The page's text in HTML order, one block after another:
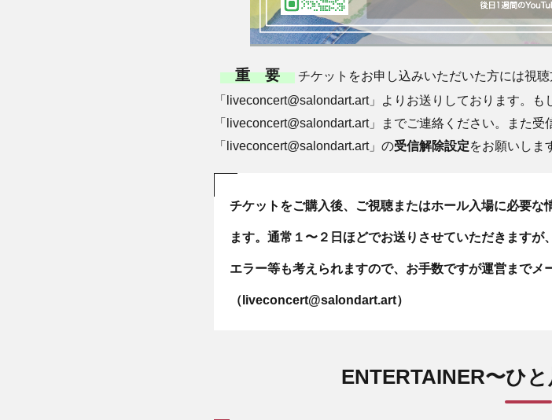
重 要 チケットをお申し込みいただいた方には視
「liveconcert@salondart.art」よりお送りしております。
「liveconcert@salondart.art」までご連絡ください。また
「liveconcert@salondart.art」の受信解除設定をお願いしま
チケットをご購入後、ご視聴またはホール入場に必要な
ます。通常１〜２日ほどでお送りさせていただきます
エラー等も考えられますので、お手数ですが運営までメ
（liveconcert@salondart.art）
ENTERTAINER〜ひ